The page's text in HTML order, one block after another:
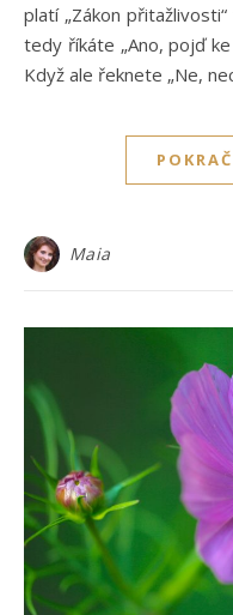
platí „Zákon
tedy říkáte „Ano, pojď
Když ale řeknete „Ne,
Maia